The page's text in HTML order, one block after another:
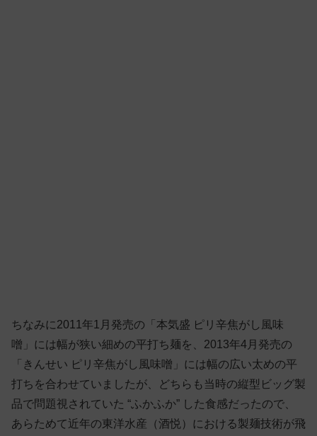
ちなみに2011年1月発売の「本気盛 ピリ辛焦がし風味
噌」には幅が狭い細めの平打ち麺を、2013年4月発売の
「きんせい ピリ辛焦がし風味噌」には幅の広い太めの平
打ちを合わせていましたが、どちらも当時の縦型ビッグ製
品で問題視されていた “ふかふか” した食感だったので、
あらためて近年の東洋水産（酒悦）における製麺技術が飛